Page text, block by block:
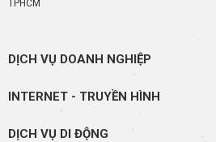
TPHCM
DỊCH VỤ DOANH NGHIỆP
INTERNET - TRUYỀN HÌNH
DỊCH VỤ DI ĐỘNG